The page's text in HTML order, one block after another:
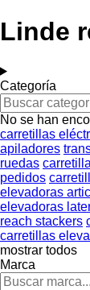
Linde
Categoría
No se han
carretillas
apiladores
ruedas
pedidos
elevadoras
elevadoras
reach stackers
carretillas
mostrar todos
Marca